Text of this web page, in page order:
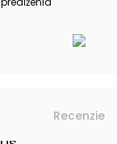
Recenzie